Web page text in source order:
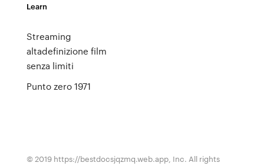
Learn
Streaming
altadefinizione film
senza limiti
Punto zero 1971
© 2019 https://bestdocsjqzmq.web.app, Inc. All rights